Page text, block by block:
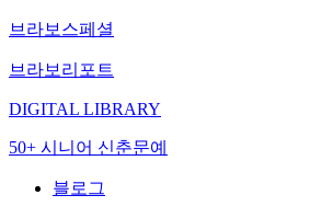
브라보스페셜
브라보리포트
DIGITAL LIBRARY
50+ 시니어 신춘문예
블로그